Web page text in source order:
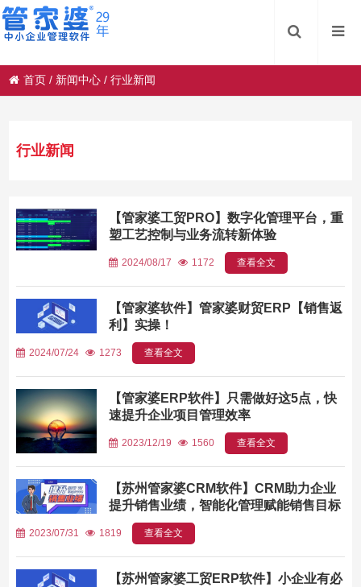
首页 / 新闻中心 /行业新闻
行业新闻
【管家婆工贸PRO】数字化管理平台，重
塑工艺控制与业务流转新体验
2024/08/17 1172 查看全文
【管家婆软件】管家婆财贸ERP【销售返
利】实操！
2024/07/24 1273 查看全文
【管家婆ERP软件】只需做好这5点，快
速提升企业项目管理效率
2023/12/19 1560 查看全文
【苏州管家婆CRM软件】CRM助力企业
提升销售业绩，智能化管理赋能销售目标
2023/07/31 1819 查看全文
【苏州管家婆工贸ERP软件】小企业有必